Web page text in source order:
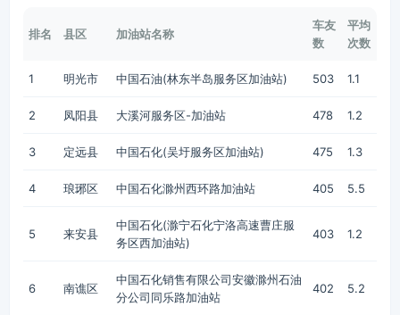
排名 县区 加油站名称
车友
数
平均
次数
1 明光市 中国石油(林东半岛服务区加油站) 503 1.1
2 凤阳县 大溪河服务区-加油站 478 1.2
3 定远县 中国石化(吴圩服务区加油站) 475 1.3
4 琅琊区 中国石化滁州西环路加油站 405 5.5
5 来安县
中国石化(滁宁石化宁洛高速曹庄服
务区西加油站)
403 1.2
6 南谯区
中国石化销售有限公司安徽滁州石油
分公司同乐路加油站
402 5.2